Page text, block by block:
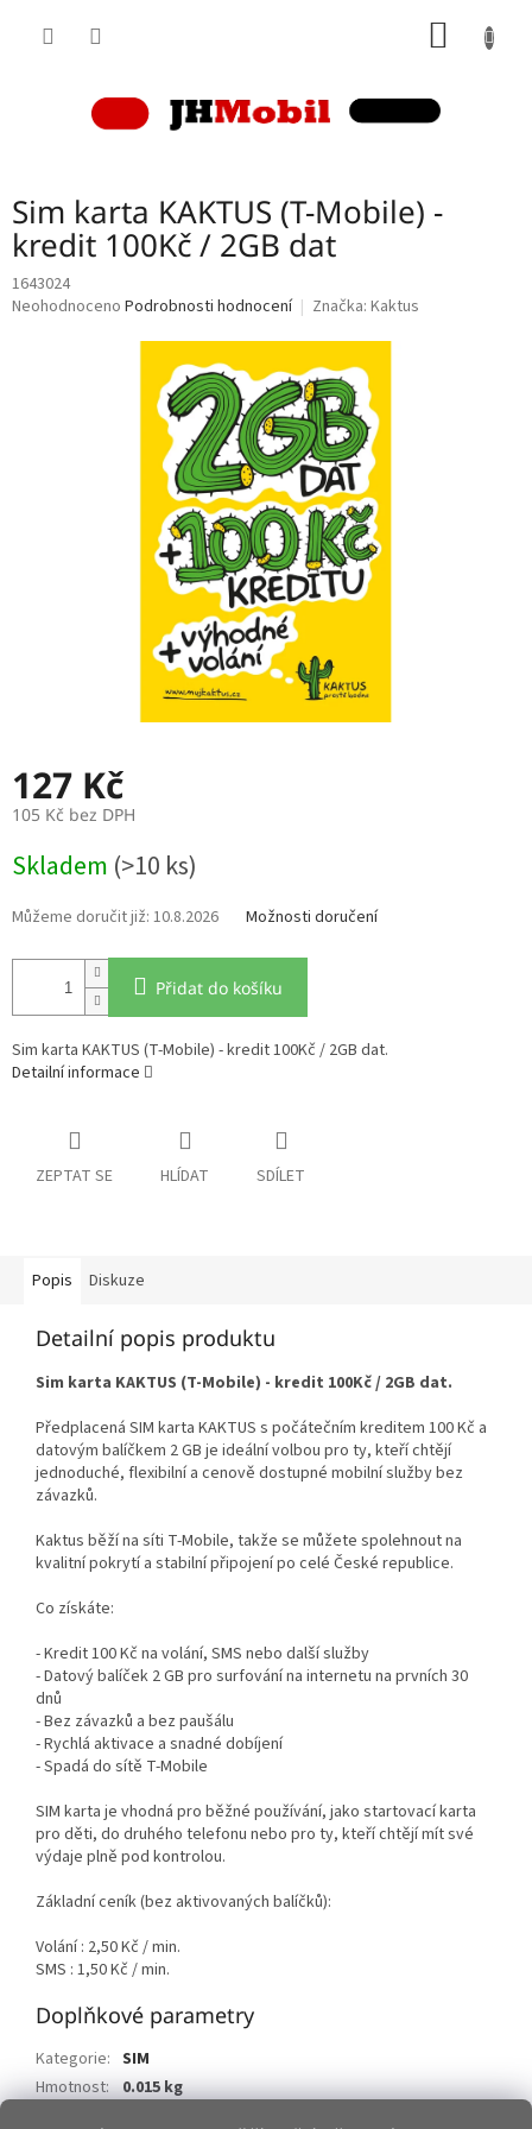
Sim karta KAKTUS (T-Mobile) -
kredit 100Kč / 2GB dat
1643024
Průměrné
Neohodnoceno Podrobnosti hodnocení Značka: Kaktus
127 Kč
105 Kč bez DPH
cena:
Skladem (>10 ks)
10.8.2026 Možnosti doručení
Přidat do košíku
Sim karta KAKTUS (T-Mobile) - kredit 100Kč / 2GB dat.
Detailní informace
ZEPTAT SE HLÍDAT SDÍLET
Popis Diskuze
Detailní popis produktu
Sim karta KAKTUS (T-Mobile) - kredit 100Kč / 2GB dat.
Předplacená SIM karta KAKTUS s počátečním kreditem 100 Kč a
datovým balíčkem 2 GB je ideální volbou pro ty, kteří chtějí
jednoduché, flexibilní a cenově dostupné mobilní služby bez
závazků.
Kaktus běží na síti T-Mobile, takže se můžete spolehnout na
kvalitní pokrytí a stabilní připojení po celé České republice.
Co získáte:
- Kredit 100 Kč na volání, SMS nebo další služby
- Datový balíček 2 GB pro surfování na internetu na prvních 30
dnů
- Bez závazků a bez paušálu
- Rychlá aktivace a snadné dobíjení
- Spadá do sítě T-Mobile
SIM karta je vhodná pro běžné používání, jako startovací karta
pro děti, do druhého telefonu nebo pro ty, kteří chtějí mít své
výdaje plně pod kontrolou.
Základní ceník (bez aktivovaných balíčků):
Volání : 2,50 Kč / min.
SMS : 1,50 Kč / min.
Doplňkové parametry
Kategorie: SIM
Hmotnost: 0.015 kg